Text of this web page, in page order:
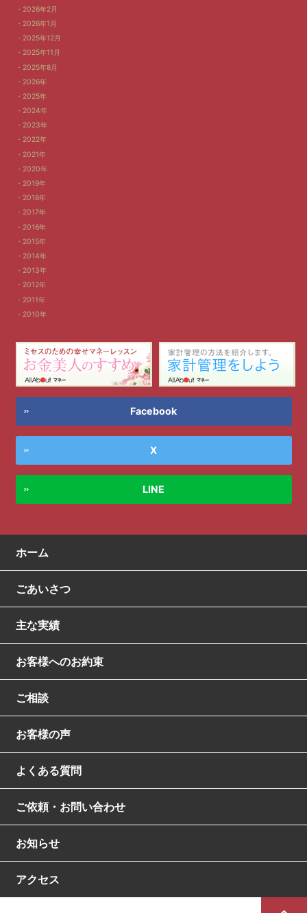
2026年2月
2026年1月
2025年12月
2025年11月
2025年8月
2026年
2025年
2024年
2023年
2022年
2021年
2020年
2019年
2018年
2017年
2016年
2015年
2014年
2013年
2012年
2011年
2010年
Facebook
X
LINE
ホーム
ごあいさつ
主な実績
お客様へのお約束
ご相談
お客様の声
よくある質問
ご依頼・お問い合わせ
お知らせ
アクセス